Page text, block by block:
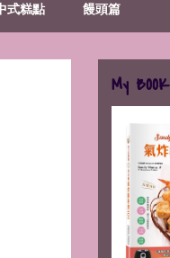
式糕點 饅頭篇
My BOOK